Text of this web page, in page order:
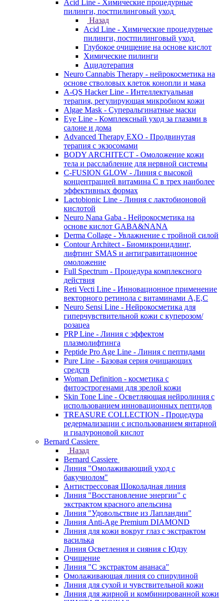
Acid Line - Химические процедурные
пилинги, постпилинговый уход
Назад
Acid Line - Химические процедурные
пилинги, постпилинговый уход
Глубокое очищение на основе кислот
Химические пилинги
Ацидотерапия
Neuro Cannabis Therapy - нейрокосметика на
основе стволовых клеток конопли и мака
A-QS Hacker Line - Интеллектуальная
терапия, регулирующая микробиом кожи
Algae Mask - Суперальгинатные маски
Eye Line - Комплексный уход за глазами в
салоне и дома
Advanced Therapy EXO - Продвинутая
терапия с экзосомами
BODY ARCHITECT - Омоложение кожи
тела и расслабление для нервной системы
C-FUSION GLOW - Линия с высокой
концентрацией витамина C в трех наиболее
эффективных формах
Lactobionic Line - Линия с лактобионовой
кислотой
Neuro Nana Gaba - Нейрокосметика на
основе кислот GABA&NANA
Derma Collage - Увлажнение с тройной силой
Contour Architect - Биомикронидлинг,
лифтинг SMAS и антигравитационное
омоложение
Full Spectrum - Процедура комплексного
действия
Reti Vecti Line - Инновационное применение
векторного ретинола с витаминами A,Е,С
Neuro Sensi Line - Нейрокосметика для
гиперчувствительной кожи с куперозом/
розацеа
PRP Line - Линия с эффектом
плазмолифтинга
Peptide Pro Age Line - Линия с пептидами
Pure Line - Базовая серия очищающих
средств
Woman Definition - косметика с
фитоэстрогенами для зрелой кожи
Skin Tone Line - Осветляющая нейролиния с
использованием инновационных пептидов
TREASURE COLLECTION - Процедура
редермализации с использованием янтарной
и гиалуроновой кислот
Bernard Cassiere
Назад
Bernard Cassiere
Линия "Омолаживающий уход с
бакучиолом"
Антистрессовая Шоколадная линия
Линия "Восстановление энергии" с
экстрактом красного апельсина
Линия "Удовольствие из Лапландии"
Линия Anti-Age Premium DIAMOND
Линия для кожи вокруг глаз с экстрактом
василька
Линия Осветления и сияния с Юдзу
Очищение
Линия "С экстрактом ананаса"
Омолаживающая линия со спирулиной
Линия для сухой и чувствительной кожи
Линия для жирной и комбинированной кожи